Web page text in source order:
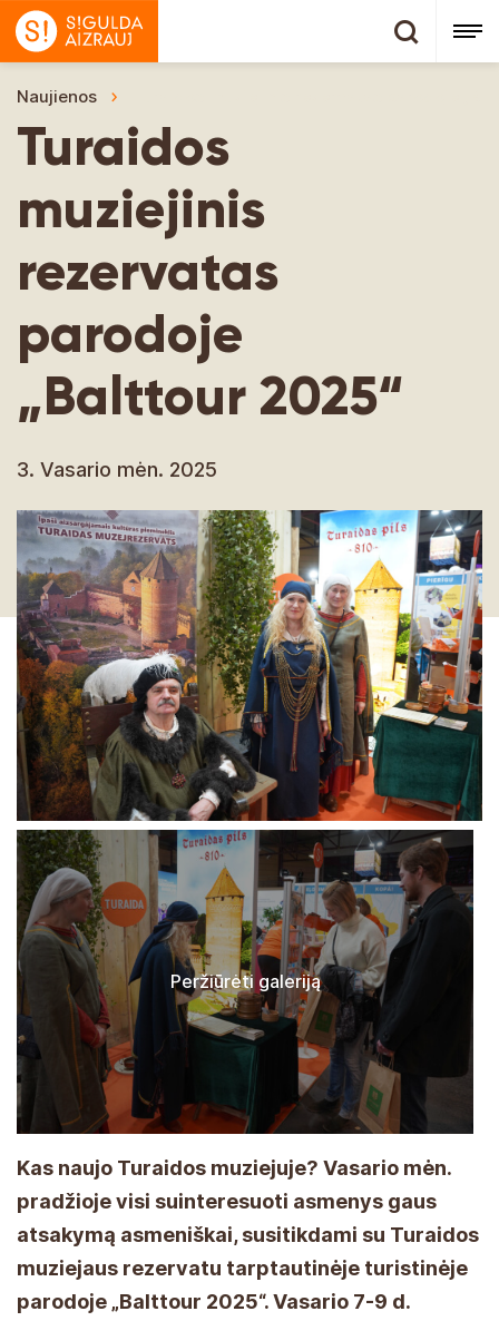
Naujienos
Turaidos
muziejinis
rezervatas
parodoje
„Balttour 2025“
3. Vasario mėn. 2025
Peržiūrėti galeriją
Kas naujo Turaidos muziejuje? Vasario mėn.
pradžioje visi suinteresuoti asmenys gaus
atsakymą asmeniškai, susitikdami su Turaidos
muziejaus rezervatu tarptautinėje turistinėje
parodoje „Balttour 2025“. Vasario 7-9 d.